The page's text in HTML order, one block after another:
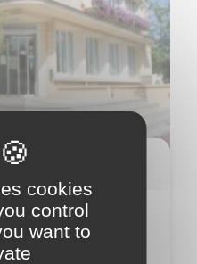
Maison des
et Mer du 13
cookies
control
want to